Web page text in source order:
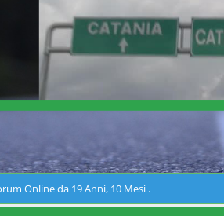
Online da 19 Anni, 10 Mesi .